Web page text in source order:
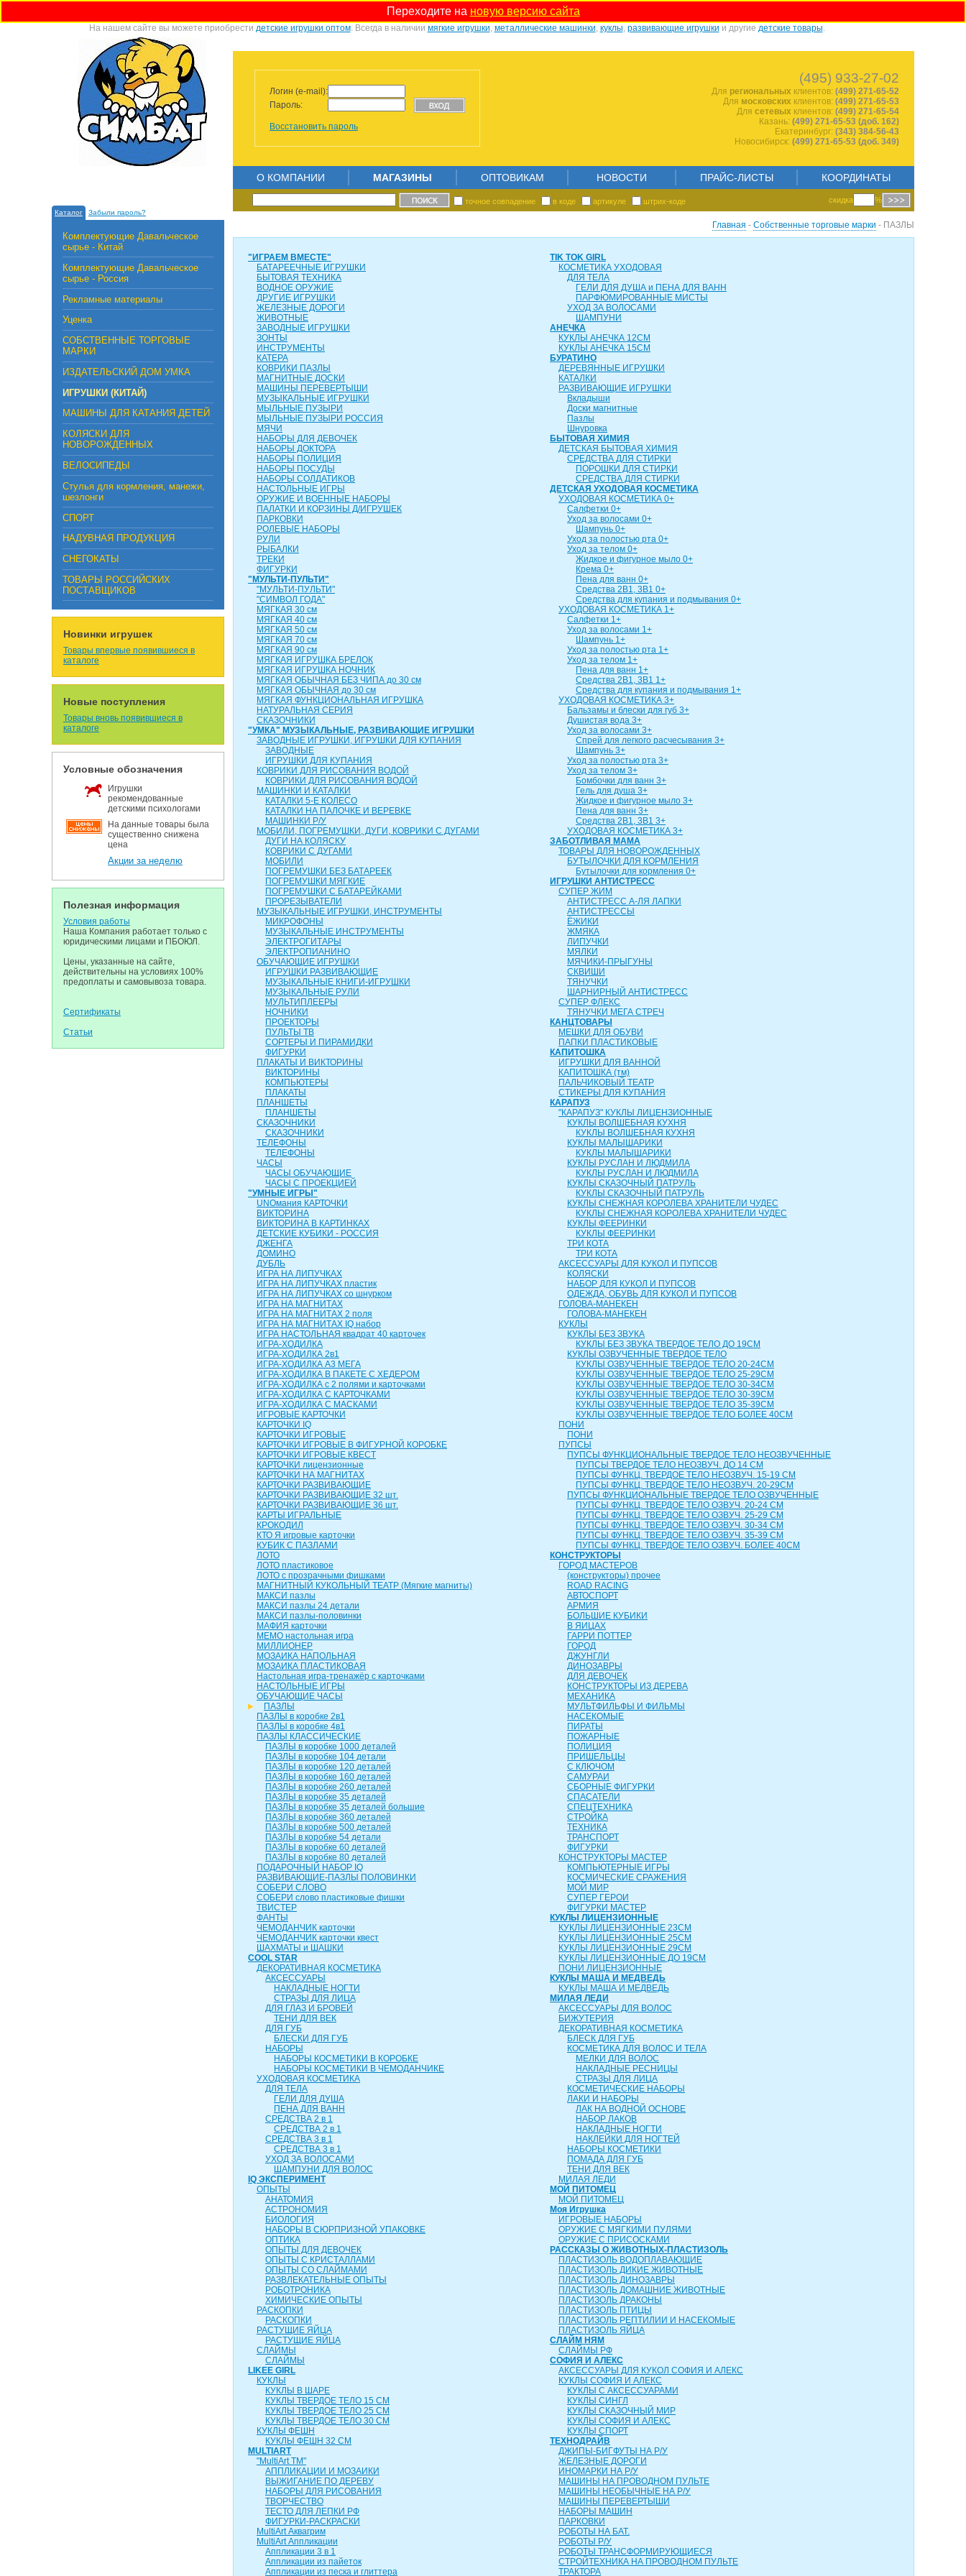
Переходите на новую версию сайта
На нашем сайте вы можете приобрести детские игрушки оптом. Всегда в наличии мягкие игрушки, металлические машинки, куклы, развивающие игрушки и другие детские товары.
Логин (e-mail):
Пароль:
Восстановить пароль
(495) 933-27-02
Для региональных клиентов: (499) 271-65-52
Для московских клиентов: (499) 271-65-53
Для сетевых клиентов: (499) 271-65-54
Казань: (499) 271-65-53 (доб. 162)
Екатеринбург: (343) 384-56-43
Новосибирск: (499) 271-65-53 (доб. 349)
Каталог Забыли пароль?
О КОМПАНИИ МАГАЗИНЫ ОПТОВИКАМ НОВОСТИ ПРАЙС-ЛИСТЫ КООРДИНАТЫ
точное совпадение в коде артикуле штрих-коде скидка %
Комплектующие Давальческое
сырье - Китай
Комплектующие Давальческое
сырье - Россия
Рекламные материалы
Уценка
СОБСТВЕННЫЕ ТОРГОВЫЕ
МАРКИ
ИЗДАТЕЛЬСКИЙ ДОМ УМКА
ИГРУШКИ (КИТАЙ)
МАШИНЫ ДЛЯ КАТАНИЯ ДЕТЕЙ
КОЛЯСКИ ДЛЯ
НОВОРОЖДЕННЫХ
ВЕЛОСИПЕДЫ
Стулья для кормления, манежи,
шезлонги
СПОРТ
НАДУВНАЯ ПРОДУКЦИЯ
СНЕГОКАТЫ
ТОВАРЫ РОССИЙСКИХ
ПОСТАВЩИКОВ
Новинки игрушек
Товары впервые появившиеся в
каталоге
Новые поступления
Товары вновь появившиеся в
каталоге
Условные обозначения
Игрушки
рекомендованные
детскими психологами
На данные товары была
существенно снижена
цена
Акции за неделю
Полезная информация
Условия работы
Наша Компания работает только с
юридическими лицами и ПБОЮЛ.
Цены, указанные на сайте,
действительны на условиях 100%
предоплаты и самовывоза товара.
Сертификаты
Статьи
Главная - Собственные торговые марки - ПАЗЛЫ
"ИГРАЕМ ВМЕСТЕ"
БАТАРЕЕЧНЫЕ ИГРУШКИ
БЫТОВАЯ ТЕХНИКА
ВОДНОЕ ОРУЖИЕ
ДРУГИЕ ИГРУШКИ
ЖЕЛЕЗНЫЕ ДОРОГИ
ЖИВОТНЫЕ
ЗАВОДНЫЕ ИГРУШКИ
ЗОНТЫ
ИНСТРУМЕНТЫ
КАТЕРА
КОВРИКИ ПАЗЛЫ
МАГНИТНЫЕ ДОСКИ
МАШИНЫ ПЕРЕВЕРТЫШИ
МУЗЫКАЛЬНЫЕ ИГРУШКИ
МЫЛЬНЫЕ ПУЗЫРИ
МЫЛЬНЫЕ ПУЗЫРИ РОССИЯ
МЯЧИ
НАБОРЫ ДЛЯ ДЕВОЧЕК
НАБОРЫ ДОКТОРА
НАБОРЫ ПОЛИЦИЯ
НАБОРЫ ПОСУДЫ
НАБОРЫ СОЛДАТИКОВ
НАСТОЛЬНЫЕ ИГРЫ
ОРУЖИЕ И ВОЕННЫЕ НАБОРЫ
ПАЛАТКИ И КОРЗИНЫ Д/ИГРУШЕК
ПАРКОВКИ
РОЛЕВЫЕ НАБОРЫ
РУЛИ
РЫБАЛКИ
ТРЕКИ
ФИГУРКИ
"МУЛЬТИ-ПУЛЬТИ"
"МУЛЬТИ-ПУЛЬТИ"
"СИМВОЛ ГОДА"
МЯГКАЯ 30 см
МЯГКАЯ 40 см
МЯГКАЯ 50 см
МЯГКАЯ 70 см
МЯГКАЯ 90 см
МЯГКАЯ ИГРУШКА БРЕЛОК
МЯГКАЯ ИГРУШКА НОЧНИК
МЯГКАЯ ОБЫЧНАЯ БЕЗ ЧИПА до 30 см
МЯГКАЯ ОБЫЧНАЯ до 30 см
МЯГКАЯ ФУНКЦИОНАЛЬНАЯ ИГРУШКА
НАТУРАЛЬНАЯ СЕРИЯ
СКАЗОЧНИКИ
"УМКА" МУЗЫКАЛЬНЫЕ, РАЗВИВАЮЩИЕ ИГРУШКИ
ЗАВОДНЫЕ ИГРУШКИ, ИГРУШКИ ДЛЯ КУПАНИЯ
ЗАВОДНЫЕ
ИГРУШКИ ДЛЯ КУПАНИЯ
КОВРИКИ ДЛЯ РИСОВАНИЯ ВОДОЙ
КОВРИКИ ДЛЯ РИСОВАНИЯ ВОДОЙ
МАШИНКИ И КАТАЛКИ
КАТАЛКИ 5-Е КОЛЕСО
КАТАЛКИ НА ПАЛОЧКЕ И ВЕРЕВКЕ
МАШИНКИ Р/У
МОБИЛИ, ПОГРЕМУШКИ, ДУГИ, КОВРИКИ С ДУГАМИ
ДУГИ НА КОЛЯСКУ
КОВРИКИ С ДУГАМИ
МОБИЛИ
ПОГРЕМУШКИ БЕЗ БАТАРЕЕК
ПОГРЕМУШКИ МЯГКИЕ
ПОГРЕМУШКИ С БАТАРЕЙКАМИ
ПРОРЕЗЫВАТЕЛИ
МУЗЫКАЛЬНЫЕ ИГРУШКИ, ИНСТРУМЕНТЫ
МИКРОФОНЫ
МУЗЫКАЛЬНЫЕ ИНСТРУМЕНТЫ
ЭЛЕКТРОГИТАРЫ
ЭЛЕКТРОПИАНИНО
ОБУЧАЮЩИЕ ИГРУШКИ
ИГРУШКИ РАЗВИВАЮЩИЕ
МУЗЫКАЛЬНЫЕ КНИГИ-ИГРУШКИ
МУЗЫКАЛЬНЫЕ РУЛИ
МУЛЬТИПЛЕЕРЫ
НОЧНИКИ
ПРОЕКТОРЫ
ПУЛЬТЫ ТВ
СОРТЕРЫ И ПИРАМИДКИ
ФИГУРКИ
ПЛАКАТЫ И ВИКТОРИНЫ
ВИКТОРИНЫ
КОМПЬЮТЕРЫ
ПЛАКАТЫ
ПЛАНШЕТЫ
ПЛАНШЕТЫ
СКАЗОЧНИКИ
СКАЗОЧНИКИ
ТЕЛЕФОНЫ
ТЕЛЕФОНЫ
ЧАСЫ
ЧАСЫ ОБУЧАЮЩИЕ
ЧАСЫ С ПРОЕКЦИЕЙ
"УМНЫЕ ИГРЫ"
UNOмания КАРТОЧКИ
ВИКТОРИНА
ВИКТОРИНА В КАРТИНКАХ
ДЕТСКИЕ КУБИКИ - РОССИЯ
ДЖЕНГА
ДОМИНО
ДУБЛЬ
ИГРА НА ЛИПУЧКАХ
ИГРА НА ЛИПУЧКАХ пластик
ИГРА НА ЛИПУЧКАХ со шнурком
ИГРА НА МАГНИТАХ
ИГРА НА МАГНИТАХ 2 поля
ИГРА НА МАГНИТАХ IQ набор
ИГРА НАСТОЛЬНАЯ квадрат 40 карточек
ИГРА-ХОДИЛКА
ИГРА-ХОДИЛКА 2в1
ИГРА-ХОДИЛКА А3 МЕГА
ИГРА-ХОДИЛКА В ПАКЕТЕ С ХЕДЕРОМ
ИГРА-ХОДИЛКА с 2 полями и карточками
ИГРА-ХОДИЛКА С КАРТОЧКАМИ
ИГРА-ХОДИЛКА С МАСКАМИ
ИГРОВЫЕ КАРТОЧКИ
КАРТОЧКИ IQ
КАРТОЧКИ ИГРОВЫЕ
КАРТОЧКИ ИГРОВЫЕ В ФИГУРНОЙ КОРОБКЕ
КАРТОЧКИ ИГРОВЫЕ КВЕСТ
КАРТОЧКИ лицензионные
КАРТОЧКИ НА МАГНИТАХ
КАРТОЧКИ РАЗВИВАЮЩИЕ
КАРТОЧКИ РАЗВИВАЮЩИЕ 32 шт.
КАРТОЧКИ РАЗВИВАЮЩИЕ 36 шт.
КАРТЫ ИГРАЛЬНЫЕ
КРОКОДИЛ
КТО Я игровые карточки
КУБИК С ПАЗЛАМИ
ЛОТО
ЛОТО пластиковое
ЛОТО с прозрачными фишками
МАГНИТНЫЙ КУКОЛЬНЫЙ ТЕАТР (Мягкие магниты)
МАКСИ пазлы
МАКСИ пазлы 24 детали
МАКСИ пазлы-половинки
МАФИЯ карточки
МЕМО настольная игра
МИЛЛИОНЕР
МОЗАИКА НАПОЛЬНАЯ
МОЗАИКА ПЛАСТИКОВАЯ
Настольная игра-тренажёр с карточками
НАСТОЛЬНЫЕ ИГРЫ
ОБУЧАЮЩИЕ ЧАСЫ
ПАЗЛЫ
ПАЗЛЫ в коробке 2в1
ПАЗЛЫ в коробке 4в1
ПАЗЛЫ КЛАССИЧЕСКИЕ
ПАЗЛЫ в коробке 1000 деталей
ПАЗЛЫ в коробке 104 детали
ПАЗЛЫ в коробке 120 деталей
ПАЗЛЫ в коробке 160 деталей
ПАЗЛЫ в коробке 260 деталей
ПАЗЛЫ в коробке 35 деталей
ПАЗЛЫ в коробке 35 деталей большие
ПАЗЛЫ в коробке 360 деталей
ПАЗЛЫ в коробке 500 деталей
ПАЗЛЫ в коробке 54 детали
ПАЗЛЫ в коробке 60 деталей
ПАЗЛЫ в коробке 80 деталей
ПОДАРОЧНЫЙ НАБОР IQ
РАЗВИВАЮЩИЕ-ПАЗЛЫ ПОЛОВИНКИ
СОБЕРИ СЛОВО
СОБЕРИ слово пластиковые фишки
ТВИСТЕР
ФАНТЫ
ЧЕМОДАНЧИК карточки
ЧЕМОДАНЧИК карточки квест
ШАХМАТЫ и ШАШКИ
COOL STAR
ДЕКОРАТИВНАЯ КОСМЕТИКА
АКСЕССУАРЫ
НАКЛАДНЫЕ НОГТИ
СТРАЗЫ ДЛЯ ЛИЦА
ДЛЯ ГЛАЗ И БРОВЕЙ
ТЕНИ ДЛЯ ВЕК
ДЛЯ ГУБ
БЛЕСКИ ДЛЯ ГУБ
НАБОРЫ
НАБОРЫ КОСМЕТИКИ В КОРОБКЕ
НАБОРЫ КОСМЕТИКИ В ЧЕМОДАНЧИКЕ
УХОДОВАЯ КОСМЕТИКА
ДЛЯ ТЕЛА
ГЕЛИ ДЛЯ ДУША
ПЕНА ДЛЯ ВАНН
СРЕДСТВА 2 в 1
СРЕДСТВА 2 в 1
СРЕДСТВА 3 в 1
СРЕДСТВА 3 в 1
УХОД ЗА ВОЛОСАМИ
ШАМПУНИ ДЛЯ ВОЛОС
IQ ЭКСПЕРИМЕНТ
ОПЫТЫ
АНАТОМИЯ
АСТРОНОМИЯ
БИОЛОГИЯ
НАБОРЫ В СЮРПРИЗНОЙ УПАКОВКЕ
ОПТИКА
ОПЫТЫ ДЛЯ ДЕВОЧЕК
ОПЫТЫ С КРИСТАЛЛАМИ
ОПЫТЫ СО СЛАЙМАМИ
РАЗВЛЕКАТЕЛЬНЫЕ ОПЫТЫ
РОБОТРОНИКА
ХИМИЧЕСКИЕ ОПЫТЫ
РАСКОПКИ
РАСКОПКИ
РАСТУЩИЕ ЯЙЦА
РАСТУЩИЕ ЯЙЦА
СЛАЙМЫ
СЛАЙМЫ
LIKEE GIRL
КУКЛЫ
КУКЛЫ В ШАРЕ
КУКЛЫ ТВЕРДОЕ ТЕЛО 15 СМ
КУКЛЫ ТВЕРДОЕ ТЕЛО 25 СМ
КУКЛЫ ТВЕРДОЕ ТЕЛО 30 СМ
КУКЛЫ ФЕШН
КУКЛЫ ФЕШН 32 СМ
MULTIART
"MultiArt ТМ"
АППЛИКАЦИИ И МОЗАИКИ
ВЫЖИГАНИЕ ПО ДЕРЕВУ
НАБОРЫ ДЛЯ РИСОВАНИЯ
ТВОРЧЕСТВО
ТЕСТО ДЛЯ ЛЕПКИ РФ
ФИГУРКИ-РАСКРАСКИ
MultiArt Аквагрим
MultiArt Аппликации
Аппликации 3 в 1
Аппликации из пайеток
Аппликации из песка и глиттера
TIK TOK GIRL
КОСМЕТИКА УХОДОВАЯ
ДЛЯ ТЕЛА
ГЕЛИ ДЛЯ ДУША и ПЕНА ДЛЯ ВАНН
ПАРФЮМИРОВАННЫЕ МИСТЫ
УХОД ЗА ВОЛОСАМИ
ШАМПУНИ
АНЕЧКА
КУКЛЫ АНЕЧКА 12СМ
КУКЛЫ АНЕЧКА 15СМ
БУРАТИНО
ДЕРЕВЯННЫЕ ИГРУШКИ
КАТАЛКИ
РАЗВИВАЮЩИЕ ИГРУШКИ
Вкладыши
Доски магнитные
Пазлы
Шнуровка
БЫТОВАЯ ХИМИЯ
ДЕТСКАЯ БЫТОВАЯ ХИМИЯ
СРЕДСТВА ДЛЯ СТИРКИ
ПОРОШКИ ДЛЯ СТИРКИ
СРЕДСТВА ДЛЯ СТИРКИ
ДЕТСКАЯ УХОДОВАЯ КОСМЕТИКА
УХОДОВАЯ КОСМЕТИКА 0+
Салфетки 0+
Уход за волосами 0+
Шампунь 0+
Уход за полостью рта 0+
Уход за телом 0+
Жидкое и фигурное мыло 0+
Крема 0+
Пена для ванн 0+
Средства 2В1, 3В1 0+
Средства для купания и подмывания 0+
УХОДОВАЯ КОСМЕТИКА 1+
Салфетки 1+
Уход за волосами 1+
Шампунь 1+
Уход за полостью рта 1+
Уход за телом 1+
Пена для ванн 1+
Средства 2В1, 3В1 1+
Средства для купания и подмывания 1+
УХОДОВАЯ КОСМЕТИКА 3+
Бальзамы и блески для губ 3+
Душистая вода 3+
Уход за волосами 3+
Спрей для легкого расчесывания 3+
Шампунь 3+
Уход за полостью рта 3+
Уход за телом 3+
Бомбочки для ванн 3+
Гель для душа 3+
Жидкое и фигурное мыло 3+
Пена для ванн 3+
Средства 2В1, 3В1 3+
УХОДОВАЯ КОСМЕТИКА 3+
ЗАБОТЛИВАЯ МАМА
ТОВАРЫ ДЛЯ НОВОРОЖДЕННЫХ
БУТЫЛОЧКИ ДЛЯ КОРМЛЕНИЯ
Бутылочки для кормления 0+
ИГРУШКИ АНТИСТРЕСС
СУПЕР ЖИМ
АНТИСТРЕСС А-ЛЯ ЛАПКИ
АНТИСТРЕССЫ
ЁЖИКИ
ЖМЯКА
ЛИПУЧКИ
МЯЛКИ
МЯЧИКИ-ПРЫГУНЫ
СКВИШИ
ТЯНУЧКИ
ШАРНИРНЫЙ АНТИСТРЕСС
СУПЕР ФЛЕКС
ТЯНУЧКИ МЕГА СТРЕЧ
КАНЦТОВАРЫ
МЕШКИ ДЛЯ ОБУВИ
ПАПКИ ПЛАСТИКОВЫЕ
КАПИТОШКА
ИГРУШКИ ДЛЯ ВАННОЙ
КАПИТОШКА (тм)
ПАЛЬЧИКОВЫЙ ТЕАТР
СТИКЕРЫ ДЛЯ КУПАНИЯ
КАРАПУЗ
"КАРАПУЗ" КУКЛЫ ЛИЦЕНЗИОННЫЕ
КУКЛЫ ВОЛШЕБНАЯ КУХНЯ
КУКЛЫ ВОЛШЕБНАЯ КУХНЯ
КУКЛЫ МАЛЫШАРИКИ
КУКЛЫ МАЛЫШАРИКИ
КУКЛЫ РУСЛАН И ЛЮДМИЛА
КУКЛЫ РУСЛАН И ЛЮДМИЛА
КУКЛЫ СКАЗОЧНЫЙ ПАТРУЛЬ
КУКЛЫ СКАЗОЧНЫЙ ПАТРУЛЬ
КУКЛЫ СНЕЖНАЯ КОРОЛЕВА ХРАНИТЕЛИ ЧУДЕС
КУКЛЫ СНЕЖНАЯ КОРОЛЕВА ХРАНИТЕЛИ ЧУДЕС
КУКЛЫ ФЕЕРИНКИ
КУКЛЫ ФЕЕРИНКИ
ТРИ КОТА
ТРИ КОТА
АКСЕССУАРЫ ДЛЯ КУКОЛ И ПУПСОВ
КОЛЯСКИ
НАБОР ДЛЯ КУКОЛ И ПУПСОВ
ОДЕЖДА, ОБУВЬ ДЛЯ КУКОЛ И ПУПСОВ
ГОЛОВА-МАНЕКЕН
ГОЛОВА-МАНЕКЕН
КУКЛЫ
КУКЛЫ БЕЗ ЗВУКА
КУКЛЫ БЕЗ ЗВУКА ТВЕРДОЕ ТЕЛО ДО 19СМ
КУКЛЫ ОЗВУЧЕННЫЕ ТВЕРДОЕ ТЕЛО
КУКЛЫ ОЗВУЧЕННЫЕ ТВЕРДОЕ ТЕЛО 20-24СМ
КУКЛЫ ОЗВУЧЕННЫЕ ТВЕРДОЕ ТЕЛО 25-29СМ
КУКЛЫ ОЗВУЧЕННЫЕ ТВЕРДОЕ ТЕЛО 30-34СМ
КУКЛЫ ОЗВУЧЕННЫЕ ТВЕРДОЕ ТЕЛО 30-39СМ
КУКЛЫ ОЗВУЧЕННЫЕ ТВЕРДОЕ ТЕЛО 35-39СМ
КУКЛЫ ОЗВУЧЕННЫЕ ТВЕРДОЕ ТЕЛО БОЛЕЕ 40СМ
ПОНИ
ПОНИ
ПУПСЫ
ПУПСЫ ФУНКЦИОНАЛЬНЫЕ ТВЕРДОЕ ТЕЛО НЕОЗВУЧЕННЫЕ
ПУПСЫ ТВЕРДОЕ ТЕЛО НЕОЗВУЧ. ДО 14 СМ
ПУПСЫ ФУНКЦ. ТВЕРДОЕ ТЕЛО НЕОЗВУЧ. 15-19 СМ
ПУПСЫ ФУНКЦ. ТВЕРДОЕ ТЕЛО НЕОЗВУЧ. 20-29СМ
ПУПСЫ ФУНКЦИОНАЛЬНЫЕ ТВЕРДОЕ ТЕЛО ОЗВУЧЕННЫЕ
ПУПСЫ ФУНКЦ. ТВЕРДОЕ ТЕЛО ОЗВУЧ. 20-24 СМ
ПУПСЫ ФУНКЦ. ТВЕРДОЕ ТЕЛО ОЗВУЧ. 25-29 СМ
ПУПСЫ ФУНКЦ. ТВЕРДОЕ ТЕЛО ОЗВУЧ. 30-34 СМ
ПУПСЫ ФУНКЦ. ТВЕРДОЕ ТЕЛО ОЗВУЧ. 35-39 СМ
ПУПСЫ ФУНКЦ. ТВЕРДОЕ ТЕЛО ОЗВУЧ. БОЛЕЕ 40СМ
КОНСТРУКТОРЫ
ГОРОД МАСТЕРОВ
(конструкторы) прочее
ROAD RACING
АВТОСПОРТ
АРМИЯ
БОЛЬШИЕ КУБИКИ
В ЯИЦАХ
ГАРРИ ПОТТЕР
ГОРОД
ДЖУНГЛИ
ДИНОЗАВРЫ
ДЛЯ ДЕВОЧЕК
КОНСТРУКТОРЫ ИЗ ДЕРЕВА
МЕХАНИКА
МУЛЬТФИЛЬФЫ И ФИЛЬМЫ
НАСЕКОМЫЕ
ПИРАТЫ
ПОЖАРНЫЕ
ПОЛИЦИЯ
ПРИШЕЛЬЦЫ
С КЛЮЧОМ
САМУРАИ
СБОРНЫЕ ФИГУРКИ
СПАСАТЕЛИ
СПЕЦТЕХНИКА
СТРОЙКА
ТЕХНИКА
ТРАНСПОРТ
ФИГУРКИ
КОНСТРУКТОРЫ МАСТЕР
КОМПЬЮТЕРНЫЕ ИГРЫ
КОСМИЧЕСКИЕ СРАЖЕНИЯ
МОЙ МИР
СУПЕР ГЕРОИ
ФИГУРКИ МАСТЕР
КУКЛЫ ЛИЦЕНЗИОННЫЕ
КУКЛЫ ЛИЦЕНЗИОННЫЕ 23СМ
КУКЛЫ ЛИЦЕНЗИОННЫЕ 25СМ
КУКЛЫ ЛИЦЕНЗИОННЫЕ 29СМ
КУКЛЫ ЛИЦЕНЗИОННЫЕ ДО 19СМ
ПОНИ ЛИЦЕНЗИОННЫЕ
КУКЛЫ МАША И МЕДВЕДЬ
КУКЛЫ МАША И МЕДВЕДЬ
МИЛАЯ ЛЕДИ
АКСЕССУАРЫ ДЛЯ ВОЛОС
БИЖУТЕРИЯ
ДЕКОРАТИВНАЯ КОСМЕТИКА
БЛЕСК ДЛЯ ГУБ
КОСМЕТИКА ДЛЯ ВОЛОС И ТЕЛА
МЕЛКИ ДЛЯ ВОЛОС
НАКЛАДНЫЕ РЕСНИЦЫ
СТРАЗЫ ДЛЯ ЛИЦА
КОСМЕТИЧЕСКИЕ НАБОРЫ
ЛАКИ И НАБОРЫ
ЛАК НА ВОДНОЙ ОСНОВЕ
НАБОР ЛАКОВ
НАКЛАДНЫЕ НОГТИ
НАКЛЕЙКИ ДЛЯ НОГТЕЙ
НАБОРЫ КОСМЕТИКИ
ПОМАДА ДЛЯ ГУБ
ТЕНИ ДЛЯ ВЕК
МИЛАЯ ЛЕДИ
МОЙ ПИТОМЕЦ
МОЙ ПИТОМЕЦ
Моя Игрушка
ИГРОВЫЕ НАБОРЫ
ОРУЖИЕ С МЯГКИМИ ПУЛЯМИ
ОРУЖИЕ С ПРИСОСКАМИ
РАССКАЗЫ О ЖИВОТНЫХ-ПЛАСТИЗОЛЬ
ПЛАСТИЗОЛЬ ВОДОПЛАВАЮЩИЕ
ПЛАСТИЗОЛЬ ДИКИЕ ЖИВОТНЫЕ
ПЛАСТИЗОЛЬ ДИНОЗАВРЫ
ПЛАСТИЗОЛЬ ДОМАШНИЕ ЖИВОТНЫЕ
ПЛАСТИЗОЛЬ ДРАКОНЫ
ПЛАСТИЗОЛЬ ПТИЦЫ
ПЛАСТИЗОЛЬ РЕПТИЛИИ И НАСЕКОМЫЕ
ПЛАСТИЗОЛЬ ЯЙЦА
СЛАЙМ НЯМ
СЛАЙМЫ РФ
СОФИЯ И АЛЕКС
АКСЕССУАРЫ ДЛЯ КУКОЛ СОФИЯ И АЛЕКС
КУКЛЫ СОФИЯ И АЛЕКС
КУКЛЫ С АКСЕССУАРАМИ
КУКЛЫ СИНГЛ
КУКЛЫ СКАЗОЧНЫЙ МИР
КУКЛЫ СОФИЯ И АЛЕКС
КУКЛЫ СПОРТ
ТЕХНОДРАЙВ
ДЖИПЫ-БИГФУТЫ НА Р/У
ЖЕЛЕЗНЫЕ ДОРОГИ
ИНОМАРКИ НА Р/У
МАШИНЫ НА ПРОВОДНОМ ПУЛЬТЕ
МАШИНЫ НЕОБЫЧНЫЕ НА Р/У
МАШИНЫ ПЕРЕВЕРТЫШИ
НАБОРЫ МАШИН
ПАРКОВКИ
РОБОТЫ НА БАТ.
РОБОТЫ Р/У
РОБОТЫ ТРАНСФОРМИРУЮЩИЕСЯ
СТРОЙТЕХНИКА НА ПРОВОДНОМ ПУЛЬТЕ
ТРАКТОРА